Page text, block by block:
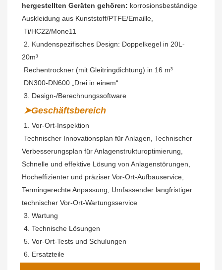
hergestellten Geräten gehören: korrosionsbeständige
Auskleidung aus Kunststoff/PTFE/Emaille,
Ti/HC22/Mone11
20m³
Rechentrockner (mit Gleitringdichtung) in 16 m³
DN300-DN600 „Drei in einem“
3. Design-/Berechnungssoftware
➤Geschäftsbereich
1. Vor-Ort-Inspektion
Technischer Innovationsplan für Anlagen, Technischer
Verbesserungsplan für Anlagenstrukturoptimierung,
Schnelle und effektive Lösung von Anlagenstörungen,
Hocheffizienter und präziser Vor-Ort-Aufbauservice,
Termingerechte Anpassung, Umfassender langfristiger
technischer Vor-Ort-Wartungsservice
3. Wartung
4. Technische Lösungen
5. Vor-Ort-Tests und Schulungen
6. Ersatzteile